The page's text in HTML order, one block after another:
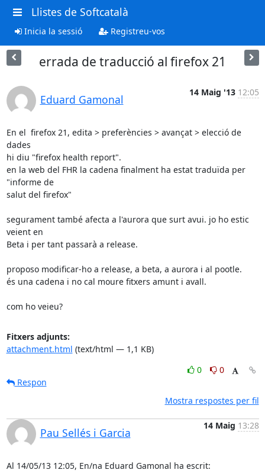
Llistes de Softcatalà
Inicia la sessió Registreu-vos
errada de traducció al firefox 21
Eduard Gamonal
14 Maig '13 12:05
En el  firefox 21, edita > preferències > avançat > elecció de
dades
hi diu "firefox health report".
en la web del FHR la cadena finalment ha estat traduïda per
"informe de
salut del firefox"
segurament també afecta a l'aurora que surt avui. jo ho estic
veient en
Beta i per tant passarà a release.
proposo modificar-ho a release, a beta, a aurora i al pootle.
és una cadena i no cal moure fitxers amunt i avall.
com ho veieu?
Fitxers adjunts:
attachment.html (text/html — 1,1 KB)
0
0
Respon
Mostra respostes per fil
Pau Sellés i Garcia
14 Maig 13:28
Al 14/05/13 12:05, En/na Eduard Gamonal ha escrit: